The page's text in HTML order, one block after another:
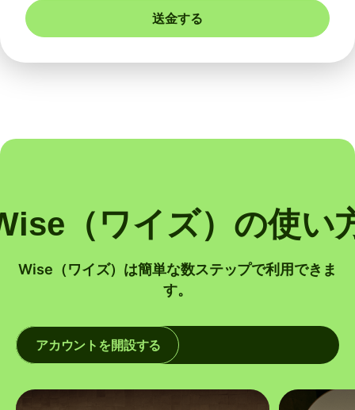
送金する
（ワイズ）の使い
Wise（ワイズ）は簡単な数ステップで利用できま
す。
アカウントを開設する